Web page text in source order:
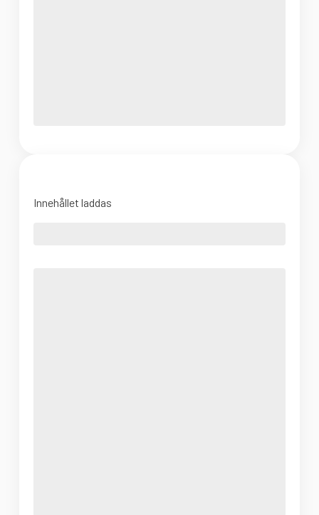
Innehållet laddas